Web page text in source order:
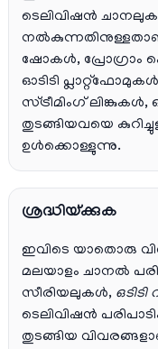
ടെലിവിഷൻ
നൽകുന്നതിനുള്ളതാണ്.
ഷോകൾ, പ്രോഗ്രാം
ഓടിടി
സ്ട്രീമിംഗ്
തുടങ്ങിയവയെ
ഉൾക്കൊള്ളുന്നു.
ശ്രദ്ധിയ്ക്കുക
ഇവിടെ യാതൊരു
മലയാളം ചാനല്‍
സീരിയലുകള്‍, ഒടിടി
ടെലിവിഷന്‍
തുടങ്ങിയ